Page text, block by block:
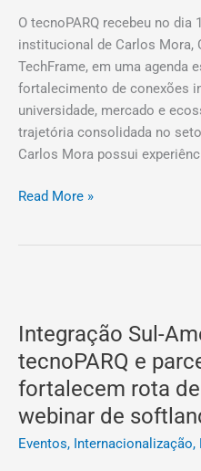
O tecnoPARQ recebeu no dia
institucional de Carlos Mora,
TechFrame, em uma agenda
fortalecimento de conexões
universidade, mercado e
trajetória consolidada no
Carlos Mora possui
internacionais
Read More »
Integração Sul-
tecnoPARQ e
fortalecem rota
webinar de
Eventos, Internacionalização,
Americana:
tecnoPARQ
e
parceiros
peruanos
fortalecem